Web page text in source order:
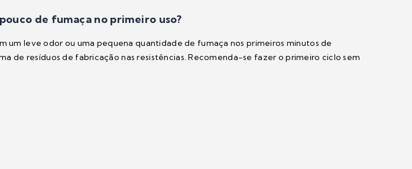
de fumaça no primeiro uso?
um leve odor ou uma pequena quantidade de fumaça nos primeiros minutos de
de resíduos de fabricação nas resistências. Recomenda-se fazer o primeiro ciclo sem